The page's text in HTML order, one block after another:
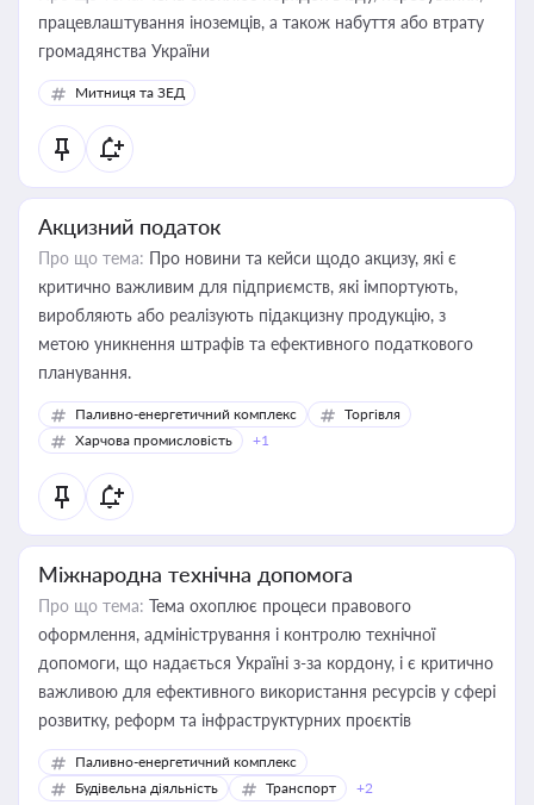
працевлаштування іноземців, а також набуття або втрату
громадянства України
Митниця та ЗЕД
Акцизний податок
Про що тема: Про новини та кейси щодо акцизу, які є
критично важливим для підприємств, які імпортують,
виробляють або реалізують підакцизну продукцію, з
метою уникнення штрафів та ефективного податкового
планування.
Паливно-енергетичний комплекс
Торгівля
Харчова промисловість
+1
Міжнародна технічна допомога
Про що тема: Тема охоплює процеси правового
оформлення, адміністрування і контролю технічної
допомоги, що надається Україні з-за кордону, і є критично
важливою для ефективного використання ресурсів у сфері
розвитку, реформ та інфраструктурних проєктів
Паливно-енергетичний комплекс
Будівельна діяльність
Транспорт +2